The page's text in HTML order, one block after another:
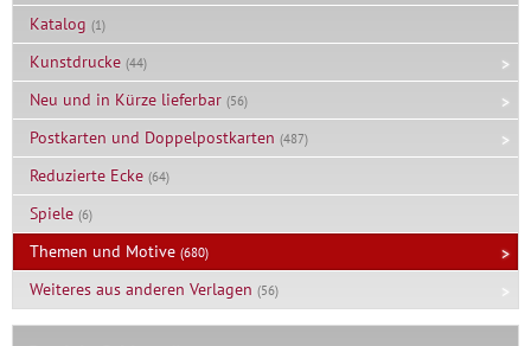
Katalog (1)
Kunstdrucke (44)
Neu und in Kürze lieferbar (56)
Postkarten und Doppelpostkarten (487)
Reduzierte Ecke (64)
Spiele (6)
Themen und Motive (680)
Weiteres aus anderen Verlagen (56)